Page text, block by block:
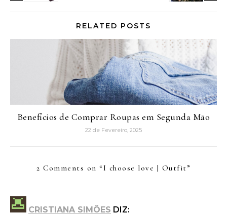
RELATED POSTS
Benefícios de Comprar Roupas em Segunda Mão
22 de Fevereiro, 2025
2 Comments on “ I choose love | Outfit”
CRISTIANA SIMÕES DIZ: